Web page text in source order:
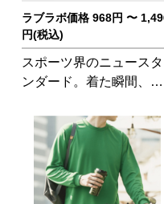
ラブラボ価格 968円 〜
円(税込)
スポーツ界のニュースタ
ンダード。着た瞬間、心